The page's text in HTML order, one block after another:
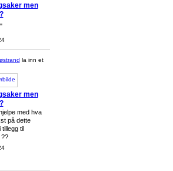
men
la inn et
men
med hva
på dette
tillegg til